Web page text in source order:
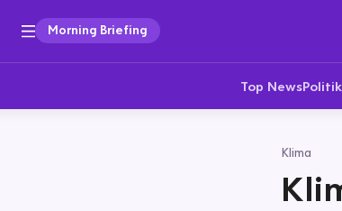
Morning Briefing
Top NewsPolitik
Klima